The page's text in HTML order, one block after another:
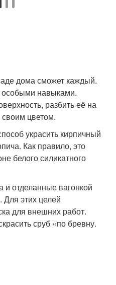
дома сможет каждый.
особыми навыками.
разбить её на
своим цветом.
украсить кирпичный
Как правило, это
белого силикатного
отделанные вагонкой
Для этих целей
для внешних работ.
сруб «по бревну.